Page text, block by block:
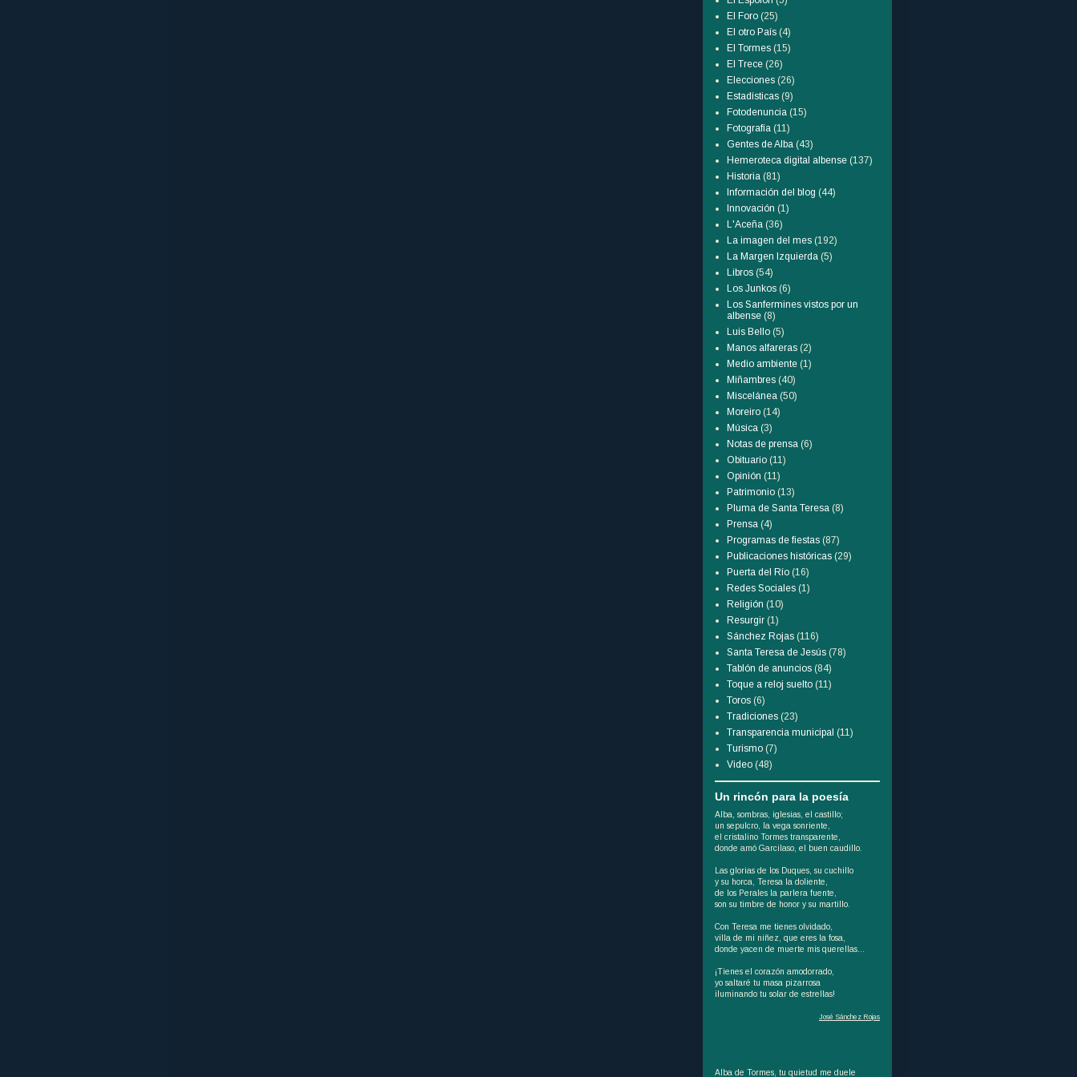
El Foro (25)
El otro País (4)
El Tormes (15)
El Trece (26)
Elecciones (26)
Estadísticas (9)
Fotodenuncia (15)
Fotografía (11)
Gentes de Alba (43)
Hemeroteca digital albense (137)
Historia (81)
Información del blog (44)
Innovación (1)
L'Aceña (36)
La imagen del mes (192)
La Margen Izquierda (5)
Libros (54)
Los Junkos (6)
Los Sanfermines vistos por un
albense (8)
Luis Bello (5)
Manos alfareras (2)
Medio ambiente (1)
Miñambres (40)
Miscelánea (50)
Moreiro (14)
Música (3)
Notas de prensa (6)
Obituario (11)
Opinión (11)
Patrimonio (13)
Pluma de Santa Teresa (8)
Prensa (4)
Programas de fiestas (87)
Publicaciones históricas (29)
Puerta del Río (16)
Redes Sociales (1)
Religión (10)
Resurgir (1)
Sánchez Rojas (116)
Santa Teresa de Jesús (78)
Tablón de anuncios (84)
Toque a reloj suelto (11)
Toros (6)
Tradiciones (23)
Transparencia municipal (11)
Turismo (7)
Video (48)
Un rincón para la poesía
Alba, sombras, iglesias, el castillo;
un sepulcro, la vega sonriente,
el cristalino Tormes transparente,
donde amó Garcilaso, el buen caudillo.
Las glorias de los Duques, su cuchillo
y su horca, Teresa la doliente,
de los Perales la parlera fuente,
son su timbre de honor y su martillo.
Con Teresa me tienes olvidado,
villa de mi niñez, que eres la fosa,
donde yacen de muerte mis querellas...
¡Tienes el corazón amodorrado,
yo saltaré tu masa pizarrosa
iluminando tu solar de estrellas!
José Sánchez Rojas
Alba de Tormes, tu quietud me duele